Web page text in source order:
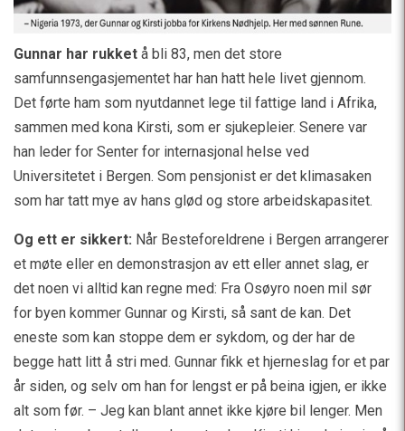
Gunnar har rukket å bli 83, men det store
samfunnsengasjementet har han hatt hele livet gjennom.
Det førte ham som nyutdannet lege til fattige land i Afrika,
sammen med kona Kirsti, som er sjukepleier. Senere var
han leder for Senter for internasjonal helse ved
Universitetet i Bergen. Som pensjonist er det klimasaken
som har tatt mye av hans glød og store arbeidskapasitet.
Og ett er sikkert: Når Besteforeldrene i Bergen arrangerer
et møte eller en demonstrasjon av ett eller annet slag, er
det noen vi alltid kan regne med: Fra Osøyro noen mil sør
for byen kommer Gunnar og Kirsti, så sant de kan. Det
eneste som kan stoppe dem er sykdom, og der har de
begge hatt litt å stri med. Gunnar fikk et hjerneslag for et par
år siden, og selv om han for lengst er på beina igjen, er ikke
alt som før. – Jeg kan blant annet ikke kjøre bil lenger. Men